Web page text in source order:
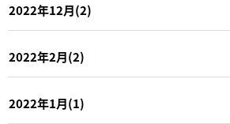
2022年12月(2)
2022年2月(2)
2022年1月(1)